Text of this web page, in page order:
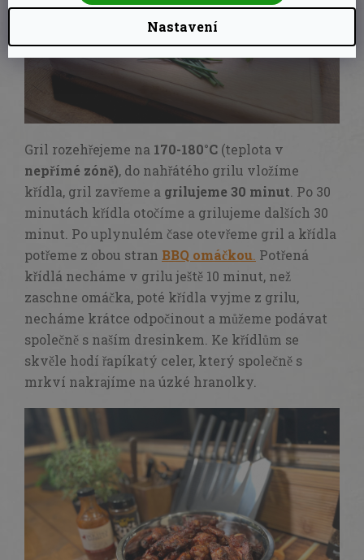
Nastavení
Gril rozehřejeme na 170-180°C (teplota v
nepřímé zóně), do nahřátého grilu vložíme
křídla, gril zavřeme a grilujeme 30 minut . Po 30
minutách křídla otočíme a grilujeme dalších 30
minut. Po uplynulém čase otevřeme gril a křídla
potřeme z obou stran BBQ omáčkou. Potřená
křídlá necháme v grilu ještě 10 minut, než
zaschne omáčka, poté křídla vyjme z grilu,
necháme krátce odpočinout a můžeme podávat
společně s naším dresinkem. Ke křídlům se
skvěle hodí řapíkatý celer, který společně s
mrkví nakrajíme na úzké hranolky.